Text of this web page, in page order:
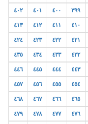
٣٩٩ ٤٠٠ ٤٠١ ٤٠٢
٤١٠ ٤١١ ٤١٢ ٤١٣
٤٢١ ٤٢٢ ٤٢٣ ٤٢٤
٤٣٢ ٤٣٣ ٤٣٤ ٤٣٥
٤٤٣ ٤٤٤ ٤٤٥ ٤٤٦
٤٥٤ ٤٥٥ ٤٥٦ ٤٥٧
٤٦٥ ٤٦٦ ٤٦٧ ٤٦٨
٤٧٦ ٤٧٧ ٤٧٨ ٤٧٩